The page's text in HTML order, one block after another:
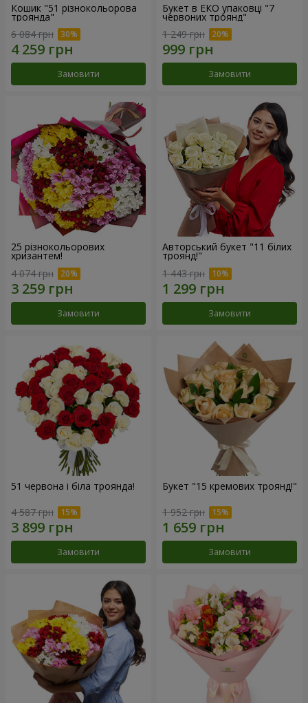
Кошик "51 різнокольорова
троянда"
6 084 грн
Замовити
Букет в ЕКО упаковці "7
червоних троянд"
1 249 грн
Замовити
25 різнокольорових
хризантем!
4 074 грн
Замовити
Авторський букет "11 білих
троянд!"
1 443 грн
Замовити
51 червона і біла троянда!
4 587 грн
Замовити
Букет "15 кремових троянд!"
1 952 грн
Замовити